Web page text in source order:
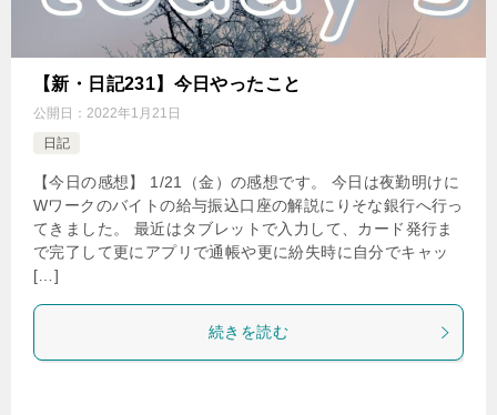
【新・日記231】今日やったこと
公開日： 2022年1月21日
日記
【今日の感想】 1/21（金）の感想です。 今日は夜勤明けに
Wワークのバイトの給与振込口座の解説にりそな銀行へ行っ
てきました。 最近はタブレットで入力して、カード発行ま
で完了して更にアプリで通帳や更に紛失時に自分でキャッ
[…]
続きを読む